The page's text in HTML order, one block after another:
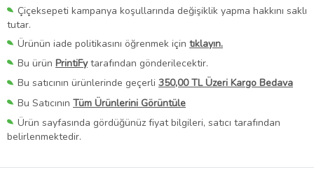
Çiçeksepeti kampanya koşullarında değişiklik yapma hakkını saklı
tutar.
Ürünün iade politikasını öğrenmek için tıklayın.
Bu ürün PrintiFytarafından gönderilecektir.
Bu satıcının ürünlerinde geçerli 350,00 TL Üzeri Kargo Bedava
Bu Satıcının Tüm Ürünlerini Görüntüle
Ürün sayfasında gördüğünüz fiyat bilgileri, satıcı tarafından
belirlenmektedir.